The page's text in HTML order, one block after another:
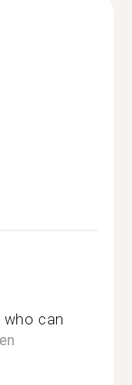
who can